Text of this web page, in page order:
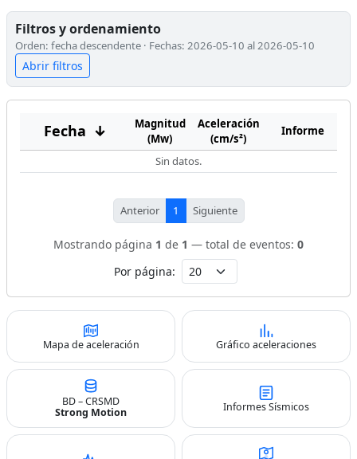
Filtros y ordenamiento
Orden: fecha descendente · Fechas: 2026-05-10 al 2026-05-10
Abrir filtros
Fecha ↓
Magnitud
(Mw)
Aceleración
(cm/s²)
Informe
Sin datos.
Anterior 1 Siguiente
Mostrando página 1 de 1 — total de eventos: 0
Por página:
Mapa de aceleración Gráfico aceleraciones
BD – CRSMD
Strong Motion
Informes Sísmicos